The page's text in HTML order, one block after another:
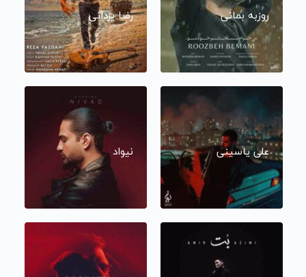
روزبه بمانی رضا یزدانی
علی یاسینی نیواد